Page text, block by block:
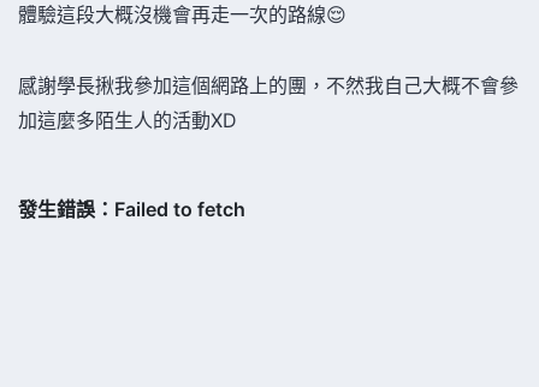
體驗這段大概沒機會再走一次的路線😌
感謝學長揪我參加這個網路上的團，不然我自己大概不會參
加這麼多陌生人的活動XD